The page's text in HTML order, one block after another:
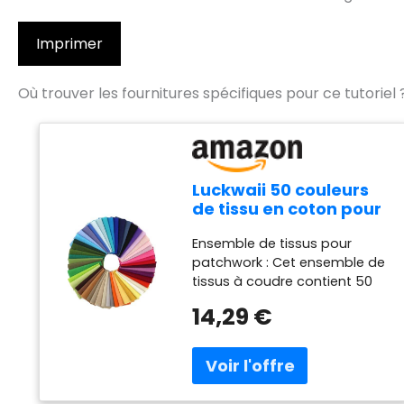
Imprimer
Où trouver les fournitures spécifiques pour ce tutoriel
Luckwaii 50 couleurs
de tissu en coton pour
25 cm
Ensemble de tissus pour
patchwork : Cet ensemble de
tissus à coudre contient 50
25 x 25 cm dans de
joliment conçu, parfait pour la
couture, le patchwork, la
14,29 €